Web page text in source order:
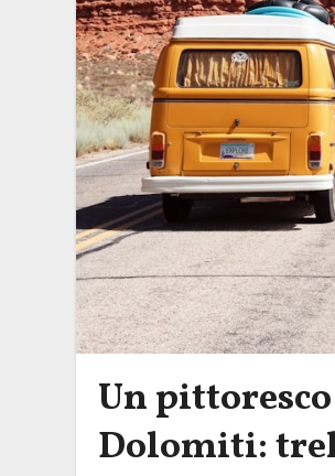
Un
Dolomiti: